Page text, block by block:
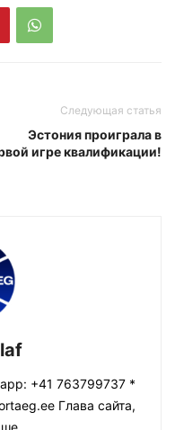
Следующая статья
Эстония проиграла в
игре квалификации!
+41 763799737 *
Глава сайта,